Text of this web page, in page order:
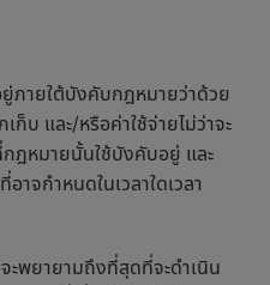
ายใต้บังคับกฎหมายว่าด้วย
ก็บ และ/หรือค่าใช้จ่ายไม่ว่าจะ
ฎหมายนั้นใช้บังคับอยู่ และ
าจกำหนดในเวลาใดเวลา
พยายามถึงที่สุดที่จะดำเนิน